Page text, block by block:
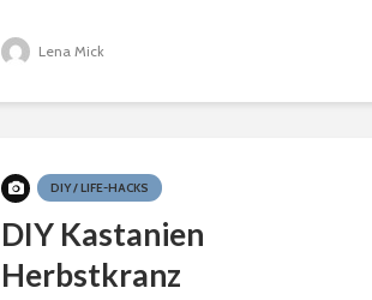
Lena Mick
DIY / LIFE-HACKS
DIY Kastanien
Herbstkranz